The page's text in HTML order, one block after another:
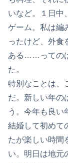
いなど。１日中
ゲーム。私は編
ったけど、外食
ある……っての
た。
特別なことは、
だ。新しい年
う。今年も良い
結婚して初めて
たが楽しい時間
い。明日は地元